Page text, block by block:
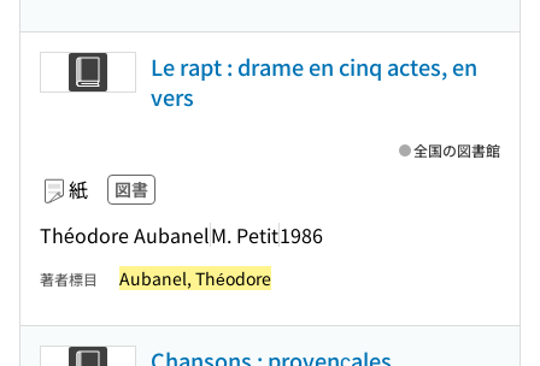
Le rapt : drame en cinq actes, en
vers
紙 図書
Théodore AubanelM. Petit1986
全国の図書館
著者標目 Aubanel, Théodore